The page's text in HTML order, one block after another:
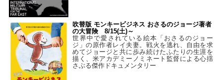
吹替版 モンキービジネス おさるのジョージ著者
の大冒険 8/15(土)～
世界中で愛されている絵本「おさるのジョー
ジ」の原作者レイ夫妻。戦火を逃れ、自由を求
めてジョージと共に歩み続けたふたりの生涯を
描く、米アカデミーノミネート監督による心揺
さぶる傑作ドキュメンタリー